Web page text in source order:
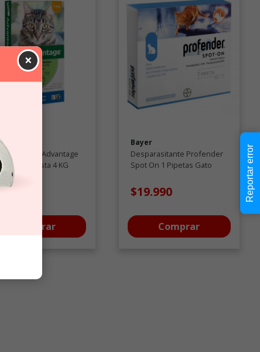
×
Advantage
gato de hasta 4 KG
Comprar
Bayer
Desparasitante Profender
Spot On 1 Pipetas Gato
$19.990
Comprar
Reportar error